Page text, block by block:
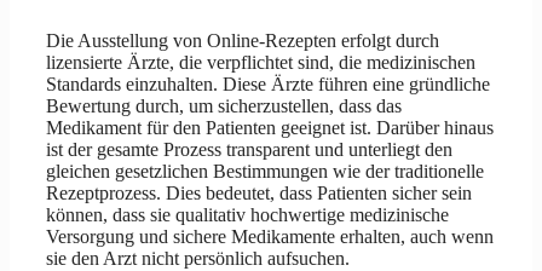
Die Ausstellung von Online-Rezepten erfolgt durch
lizensierte Ärzte, die verpflichtet sind, die medizinischen
Standards einzuhalten. Diese Ärzte führen eine gründliche
Bewertung durch, um sicherzustellen, dass das
Medikament für den Patienten geeignet ist. Darüber hinaus
ist der gesamte Prozess transparent und unterliegt den
gleichen gesetzlichen Bestimmungen wie der traditionelle
Rezeptprozess. Dies bedeutet, dass Patienten sicher sein
können, dass sie qualitativ hochwertige medizinische
Versorgung und sichere Medikamente erhalten, auch wenn
sie den Arzt nicht persönlich aufsuchen.